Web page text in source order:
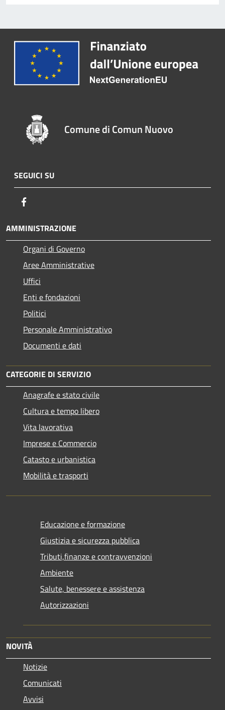
Comune di Comun Nuovo
SEGUICI SU
AMMINISTRAZIONE
Organi di Governo
Aree Amministrative
Uffici
Enti e fondazioni
Politici
Personale Amministrativo
Documenti e dati
CATEGORIE DI SERVIZIO
Anagrafe e stato civile
Cultura e tempo libero
Vita lavorativa
Imprese e Commercio
Catasto e urbanistica
Mobilità e trasporti
Educazione e formazione
Giustizia e sicurezza pubblica
Tributi,finanze e contravvenzioni
Ambiente
Salute, benessere e assistenza
Autorizzazioni
NOVITÀ
Notizie
Comunicati
Avvisi